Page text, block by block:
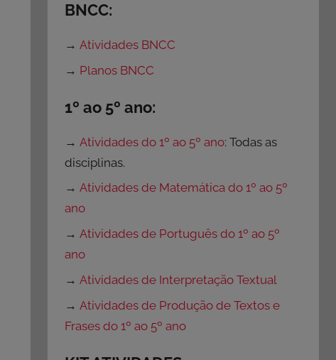
BNCC:
→Atividades BNCC
→ Planos BNCC
1º ao 5º ano:
→Atividades do 1º ao 5º ano: Todas as
disciplinas.
→Atividades de Matemática do 1º ao 5º
ano
→Atividades de Português do 1º ao 5º
ano
→Atividades de Interpretação Textual
→Atividades de Produção de Textos e
Frases do 1º ao 5º ano